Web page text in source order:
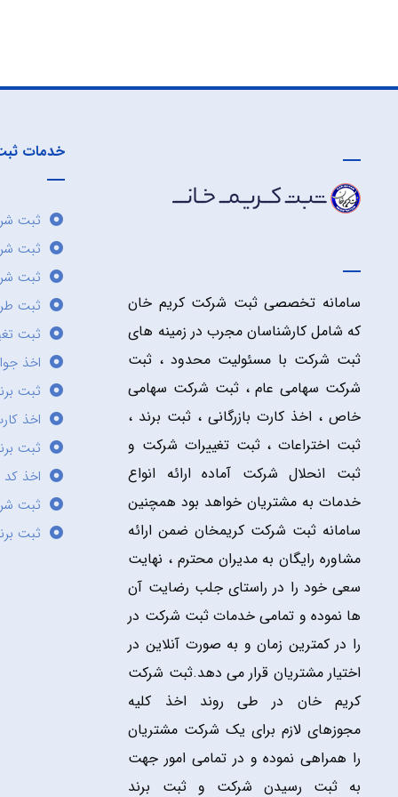
سامانه تخصصی ثبت شرکت کریم خان
که شامل کارشناسان مجرب در زمینه های
ثبت شرکت با مسئولیت محدود ، ثبت
شرکت سهامی عام ، ثبت شرکت سهامی
خاص ، اخذ کارت بازرگانی ، ثبت برند ،
ثبت اختراعات ، ثبت تغییرات شرکت و
ثبت انحلال شرکت آماده ارائه انواع
خدمات به مشتریان خواهد بود همچنین
سامانه ثبت شرکت کریمخان ضمن ارائه
مشاوره رایگان به مدیران محترم ، نهایت
سعی خود را در راستای جلب رضایت آن
ها نموده و تمامی خدمات ثبت شرکت در
را در کمترین زمان و به صورت آنلاین در
اختیار مشتریان قرار می دهد.ثبت شرکت
کریم خان در طی روند اخذ کلیه
مجوزهای لازم برای یک شرکت مشتریان
را همراهی نموده و در تمامی امور جهت
به ثبت رسیدن شرکت و ثبت برند
خدمات
ثبت
ثبت
ثبت
ثبت
ثبت
اخذ
ثبت
اخذ
ثبت
اخذ کد
ثبت
ثبت